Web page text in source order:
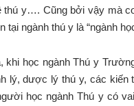
thú y…. Cũng bởi vậy mà
tại ngành thú y là “ngành
khi học ngành Thú y
lý, dược lý thú y, các
học ngành Thú y có